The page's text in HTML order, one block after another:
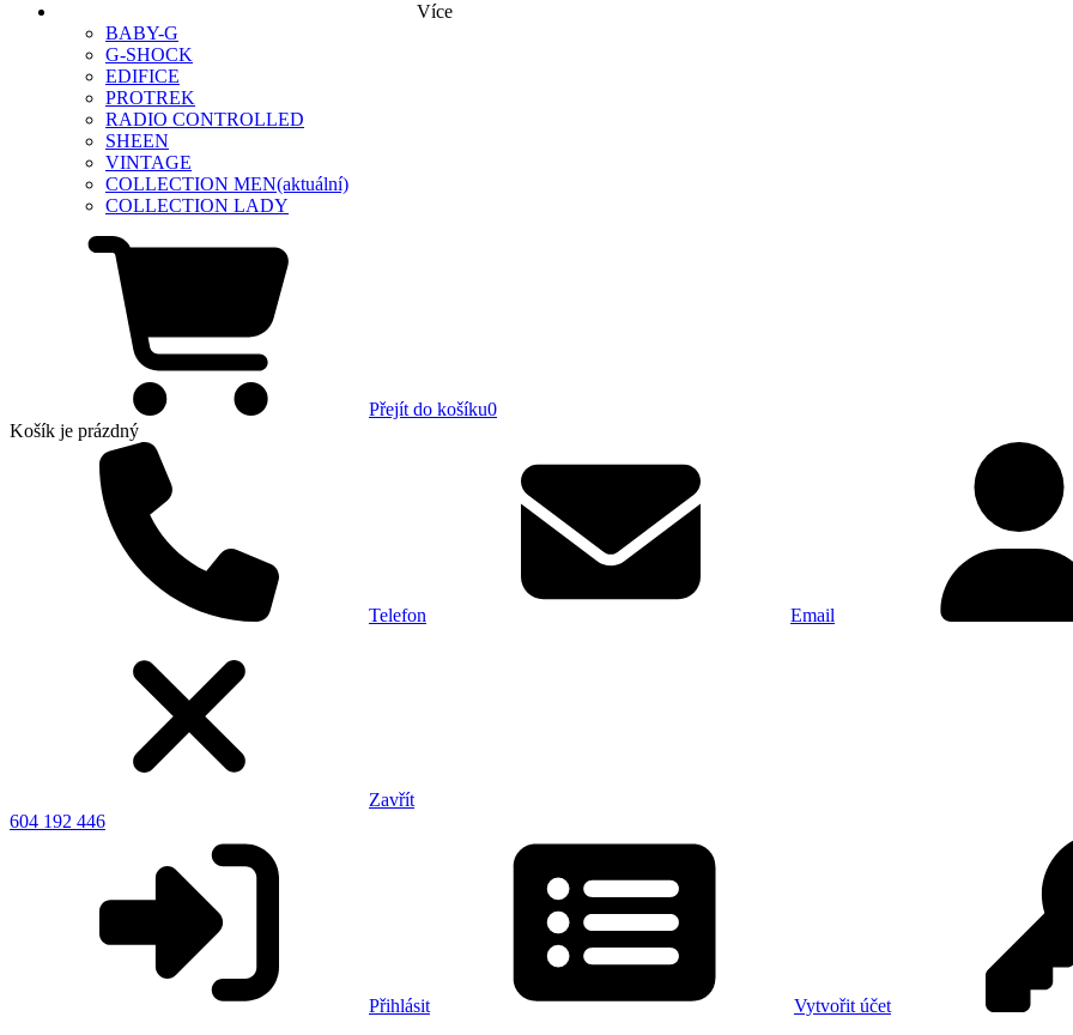
Více
BABY-G
G-SHOCK
EDIFICE
PROTREK
RADIO CONTROLLED
SHEEN
VINTAGE
COLLECTION MEN(aktuální)
COLLECTION LADY
Přejít do košíku0
Košík je prázdný
Telefon Email
Zavřít
604 192 446
Přihlásit
Vytvořit účet